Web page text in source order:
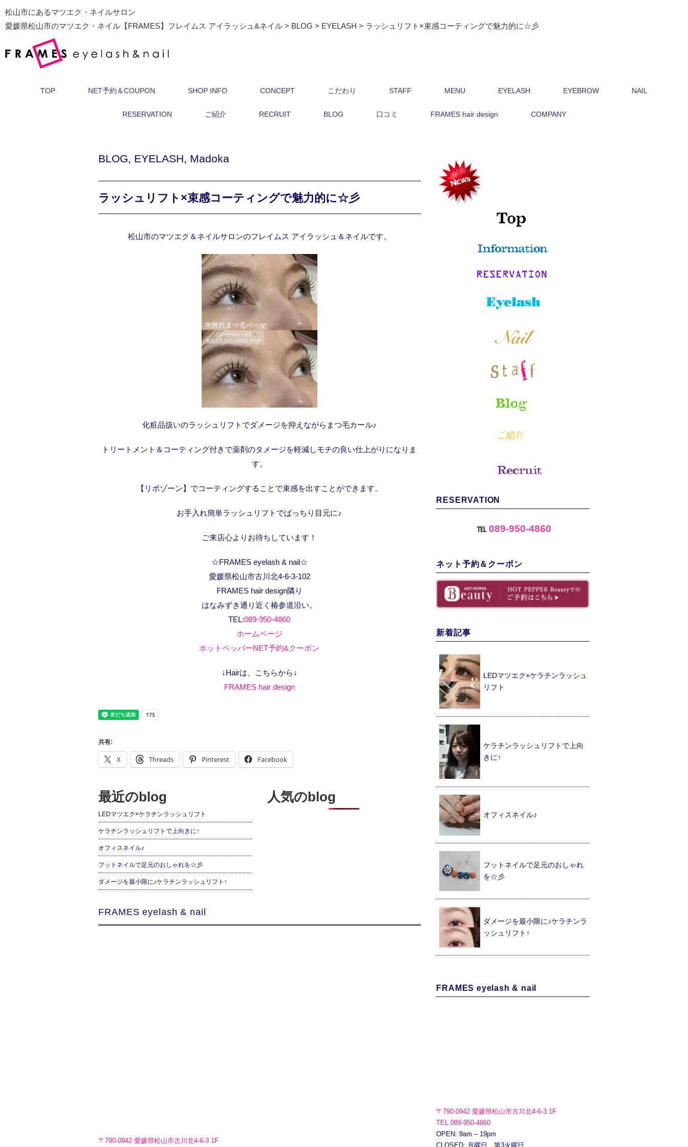
松山市にあるマツエク・ネイルサロン
愛媛県松山市のマツエク・ネイル【FRAMES】フレイムス アイラッシュ&ネイル > BLOG > EYELASH > ラッシュリフト×束感コーティングで魅力的に☆彡
TOP NET予約＆COUPON SHOP INFO CONCEPT こだわり STAFF MENU EYELASH EYEBROW NAIL
RESERVATION ご紹介 RECRUIT BLOG 口コミ FRAMES hair design COMPANY
BLOG, EYELASH, Madoka
ラッシュリフト×束感コーティングで魅力的に☆彡
松山市のマツエク＆ネイルサロンのフレイムス アイラッシュ＆ネイルです。
化粧品扱いのラッシュリフトでダメージを抑えながらまつ毛カール♪
トリートメント＆コーティング付きで薬剤のタメージを軽減しモチの良い仕上がりになりま
す。
【リポゾーン】でコーティングすることで束感を出すことができます。
お手入れ簡単ラッシュリフトでぱっちり目元に♪
ご来店心よりお待ちしています！
☆FRAMES eyelash & nail☆
愛媛県松山市古川北4-6-3-102
FRAMES hair design隣り
はなみずき通り近く椿参道沿い。
TEL:089-950-4860
ホームページ
ホットペッパーNET予約&クーポン
↓Hairは、こちらから↓
FRAMES hair design
共有:
X Threads Pinterest Facebook
最近のblog
LEDマツエク×ケラチンラッシュリフト
ケラチンラッシュリフトで上向きに↑
オフィスネイル♪
フットネイルで足元のおしゃれを☆彡
ダメージを最小限に♪ケラチンラッシュリフト↑
人気のblog
FRAMES eyelash & nail
〒790-0942 愛媛県松山市古川北4-6-3 1F
RESERVATION
℡089-950-4860
ネット予約＆クーポン
新着記事
LEDマツエク×ケラチンラッシュ
リフト
ケラチンラッシュリフトで上向
きに↑
オフィスネイル♪
フットネイルで足元のおしゃれ
を☆彡
ダメージを最小限に♪ケラチンラ
ッシュリフト↑
FRAMES eyelash & nail
〒790-0942 愛媛県松山市古川北4-6-3 1F
TEL.089-950-4860
OPEN: 9am – 19pm
CLOSED: 月曜日、第3火曜日